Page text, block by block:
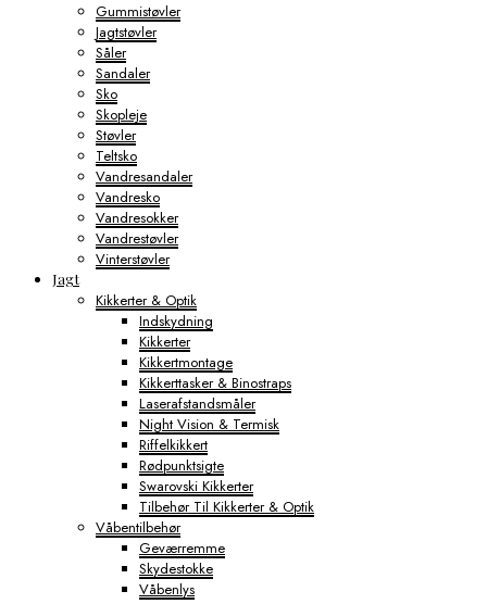
Gummistøvler
Jagtstøvler
Såler
Sandaler
Sko
Skopleje
Støvler
Teltsko
Vandresandaler
Vandresko
Vandresokker
Vandrestøvler
Vinterstøvler
Jagt
Kikkerter & Optik
Indskydning
Kikkerter
Kikkertmontage
Kikkerttasker & Binostraps
Laserafstandsmåler
Night Vision & Termisk
Riffelkikkert
Rødpunktsigte
Swarovski Kikkerter
Tilbehør Til Kikkerter & Optik
Våbentilbehør
Geværremme
Skydestokke
Våbenlys